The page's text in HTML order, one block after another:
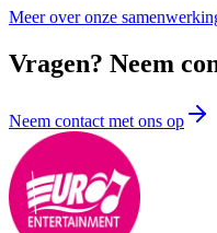
Meer over onze
Vragen? Neem
Neem contact met ons op